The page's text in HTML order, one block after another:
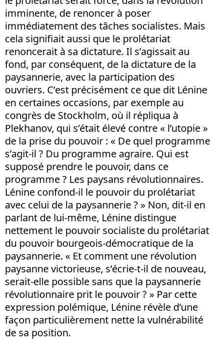
imminente, de renoncer à poser
immédiatement des tâches socialistes. Mais
cela signifiait aussi que le prolétariat
renoncerait à sa dictature. Il s’agissait au
fond, par conséquent, de la dictature de la
paysannerie, avec la participation des
ouvriers. C’est précisément ce que dit Lénine
en certaines occasions, par exemple au
congrès de Stockholm, où il répliqua à
Plekhanov, qui s’était élevé contre « l’utopie »
de la prise du pouvoir : « De quel programme
s’agit-il ? Du programme agraire. Qui est
supposé prendre le pouvoir, dans ce
programme ? Les paysans révolutionnaires.
Lénine confond-il le pouvoir du prolétariat
avec celui de la paysannerie ? » Non, dit-il en
parlant de lui-même, Lénine distingue
nettement le pouvoir socialiste du prolétariat
du pouvoir bourgeois-démocratique de la
paysannerie. « Et comment une révolution
paysanne victorieuse, s’écrie-t-il de nouveau,
serait-elle possible sans que la paysannerie
révolutionnaire prit le pouvoir ? » Par cette
expression polémique, Lénine révèle d’une
façon particulièrement nette la vulnérabilité
de sa position.